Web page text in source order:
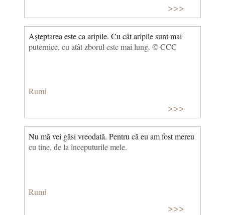
>>>
Așteptarea este ca aripile. Cu cât aripile sunt mai
puternice, cu atât zborul este mai lung. © CCC
Rumi
>>>
Nu mă vei găsi vreodată. Pentru că eu am fost mereu
cu tine, de la începuturile mele.
Rumi
>>>